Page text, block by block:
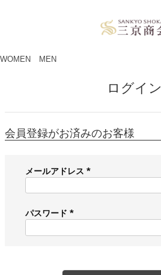
WOMEN MEN
ログイン
会員登録がお済みのお客様
メールアドレス
必
)
パスワード
必